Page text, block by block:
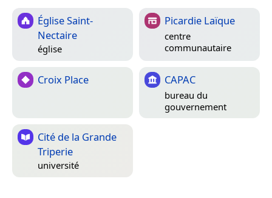
Église Saint-
Nectaire
église
Picardie Laïque
centre
communautaire
Croix Place CAPAC
bureau du
gouvernement
Cité de la Grande
Triperie
université